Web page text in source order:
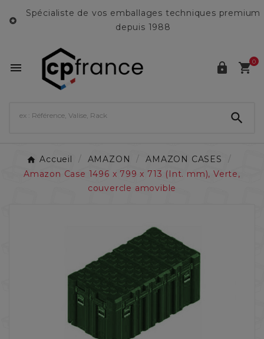

Spécialiste de vos emballages techniques premium
depuis 1988
  0

Accueil AMAZON
AMAZON CASES
Amazon Case 1496 x 799 x 713 (Int. mm), Verte,
couvercle amovible